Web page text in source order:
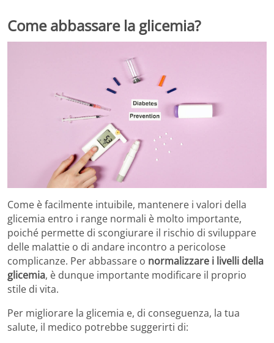
Come abbassare la glicemia?
Come è facilmente intuibile, mantenere i valori della
glicemia entro i range normali è molto importante,
poiché permette di scongiurare il rischio di sviluppare
delle malattie o di andare incontro a pericolose
complicanze. Per abbassare o normalizzare i livelli della
glicemia, è dunque importante modificare il proprio
stile di vita.
Per migliorare la glicemia e, di conseguenza, la tua
salute, il medico potrebbe suggerirti di: